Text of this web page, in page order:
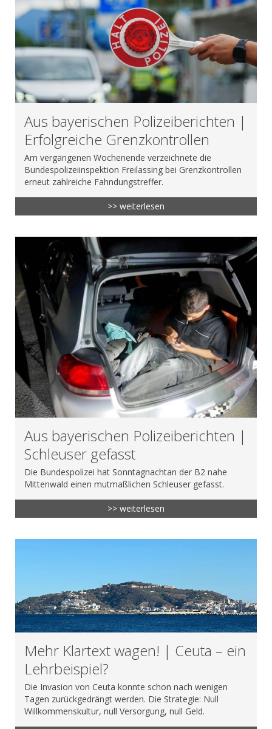
Aus bayerischen Polizeiberichten |
Erfolgreiche Grenzkontrollen
Am vergangenen Wochenende verzeichnete die
Bundespolizeiinspektion Freilassing bei Grenzkontrollen
erneut zahlreiche Fahndungstreffer.
>> weiterlesen
Aus bayerischen Polizeiberichten |
Schleuser gefasst
Die Bundespolizei hat Sonntagnachtan der B2 nahe
Mittenwald einen mutmaßlichen Schleuser gefasst.
>> weiterlesen
Mehr Klartext wagen! | Ceuta – ein
Lehrbeispiel?
Die Invasion von Ceuta konnte schon nach wenigen
Tagen zurückgedrängt werden. Die Strategie: Null
Willkommenskultur, null Versorgung, null Geld.